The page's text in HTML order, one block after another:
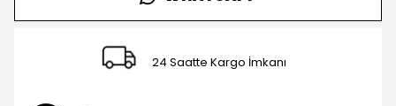
24 Saatte Kargo İmkanı